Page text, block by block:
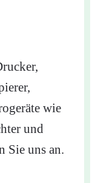
wie
und
Sie uns an.